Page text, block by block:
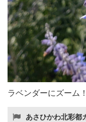
ラベンダーにズーム！
あさひかわ北彩都